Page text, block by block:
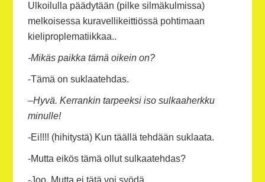
Ulkoilulla päädytään (pilke silmäkulmissa)
melkoisessa kuravellikeittiössä pohtimaan
kieliproplematiikkaa..
-Mikäs paikka tämä oikein on?
-Tämä on suklaatehdas.
–Hyvä. Kerrankin tarpeeksi iso sulkaaherkku
minulle!
-Ei!!!! (hihitystä) Kun täällä tehdään suklaata.
-Mutta eikös tämä ollut sulkaatehdas?